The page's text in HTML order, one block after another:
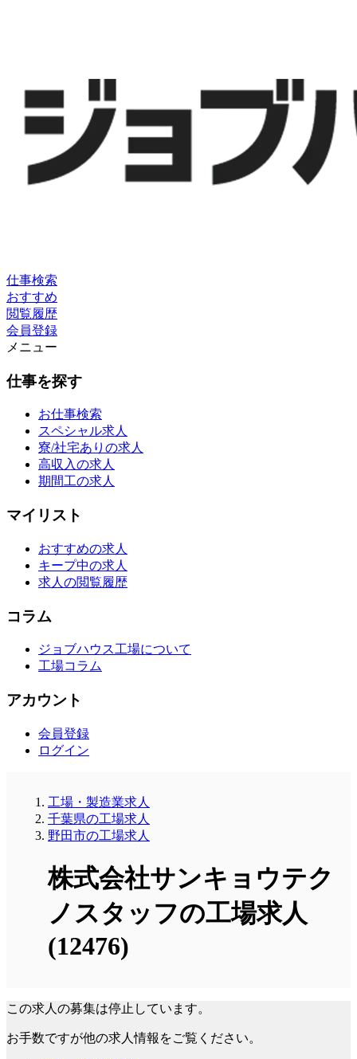
仕事検索
おすすめ
閲覧履歴
会員登録
メニュー
仕事を探す
お仕事検索
スペシャル求人
寮/社宅ありの求人
高収入の求人
期間工の求人
マイリスト
おすすめの求人
キープ中の求人
求人の閲覧履歴
コラム
ジョブハウス工場について
工場コラム
アカウント
会員登録
ログイン
工場・製造業求人
千葉県の工場求人
野田市の工場求人
株式会社サンキョウテク
ノスタッフの工場求人
(12476)
この求人の募集は停止しています。
お手数ですが他の求人情報をご覧ください。